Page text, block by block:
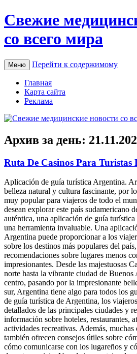
Свежие
со всего мира
Меню Перейти к содержимому
Главная
Карта сайта
Реклама
Архив за день:
Ruta De Casinos Para Turistas
Aplicación de guía turística Argentina.
belleza natural y cultura fascinante, por
muy popular para viajeros de todo el
desean explorar este país sudamericano
auténtica, una aplicación de guía
una herramienta invaluable. Una
Argentina puede proporcionar a los
sobre los destinos más populares del
recomendaciones sobre lugares menos
impresionantes. Desde las majestuosas
norte hasta la vibrante ciudad de Buenos
centro, pasando por la impresionante
sur, Argentina tiene algo para todos los
de guía turística de Argentina, los
detallados de las principales ciudades y
información sobre hoteles, restaurantes,
actividades recreativas. Además, muchas
también ofrecen consejos útiles sobre
cómo comunicarse con los lugareños y